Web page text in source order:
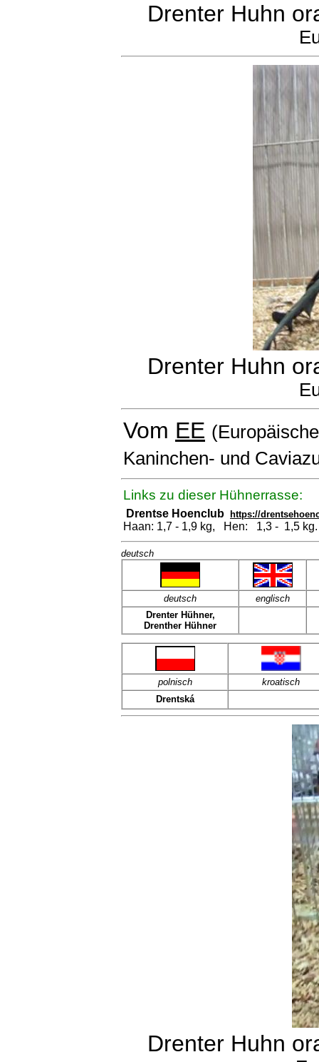
Drenter Huhn
Drenter Huhn
Vom EE
Kaninchen- und
Links zu dieser Hühnerrasse:
Drentse Hoenclub https://
Haan: 1,7 - 1,9 kg, Hen: 1,3 - 1,5 kg.
deutsch
deutsch
englisch
Drenter Hühner,
Drenther Hühner
polnisch
kroatisch
Drentská
Drenter Huhn